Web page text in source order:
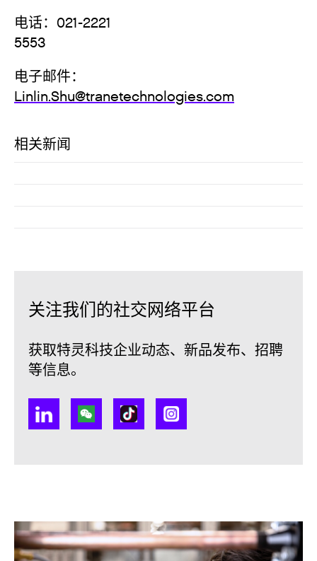
电话：021-2221
电子邮件：
Linlin.Shu@tranetechnologies.com
相关新闻
关注我们的社交网络平台
获取特灵科技企业动态、新品发布、招聘
等信息。